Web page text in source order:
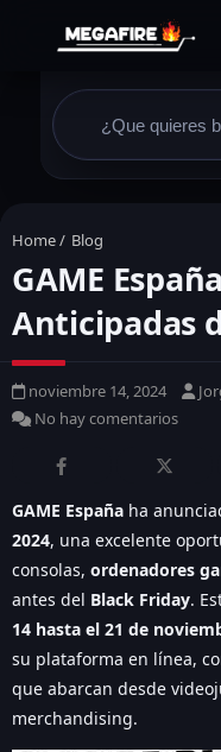
Home/ Blog
GAME
Anticipadas
noviembre 14, 2024
No hay comentarios
GAME España ha
2024, una excelente
consolas, ordenadores
antes del Black Friday.
14 hasta el 21 de
su plataforma en línea,
que abarcan desde
merchandising.